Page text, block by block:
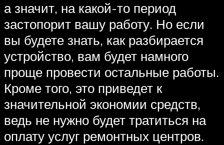
а значит, на какой-то период
застопорит вашу работу. Но если
вы будете знать, как разбирается
устройство, вам будет намного
проще провести остальные работы.
Кроме того, это приведет к
значительной экономии средств,
ведь не нужно будет тратиться на
оплату услуг ремонтных центров.